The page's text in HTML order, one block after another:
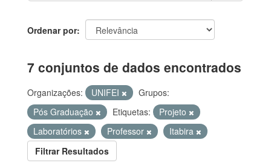
Ordenar por
7 conjuntos de dados encontrados
Organizações: UNIFEI
Grupos:
Pós Graduação
Etiquetas:
Projeto
Laboratórios
Professor
Itabira
Filtrar Resultados